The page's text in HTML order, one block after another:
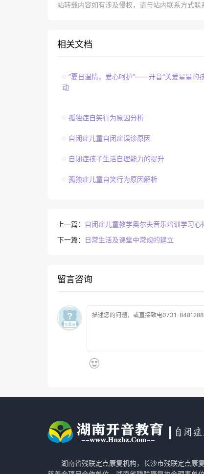
站转载内容如有涉及侵权，请与站内联系方式联
相关文档
“夏日温情，爱心呵护”——开音“关爱星星的
动
孤独症自笑行为原因分析
自闭症儿童自闭症误诊原因
自闭症孩子生活自理能力的提升
孤独症儿童自笑行为原因解析
上一篇：
自闭症儿童教学奥尔夫音乐培训学习心
下一篇：
日常生活及课堂中常规的建立
留言咨询
湖南省残联定点康复机构，长沙市残联定点康